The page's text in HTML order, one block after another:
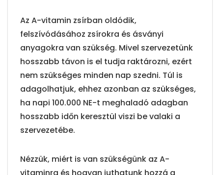
Az A-vitamin zsírban oldódik,
felszívódásához zsírokra és ásványi
anyagokra van szükség. Mivel szervezetünk
hosszabb távon is el tudja raktározni, ezért
nem szükséges minden nap szedni. Túl is
adagolhatjuk, ehhez azonban az szükséges,
ha napi 100.000 NE-t meghaladó adagban
hosszabb időn keresztül viszi be valaki a
szervezetébe.
Nézzük, miért is van szükségünk az A-
vitaminra és hogyan juthatunk hozzá a